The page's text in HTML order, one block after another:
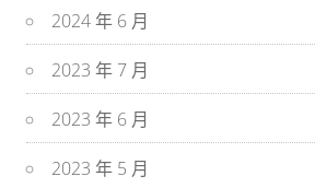
2024 年 6 月
2023 年 7 月
2023 年 6 月
2023 年 5 月